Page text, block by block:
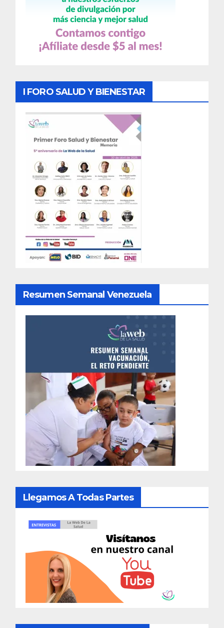
I FORO SALUD Y BIENESTAR
Resumen Semanal Venezuela
Llegamos A Todas Partes